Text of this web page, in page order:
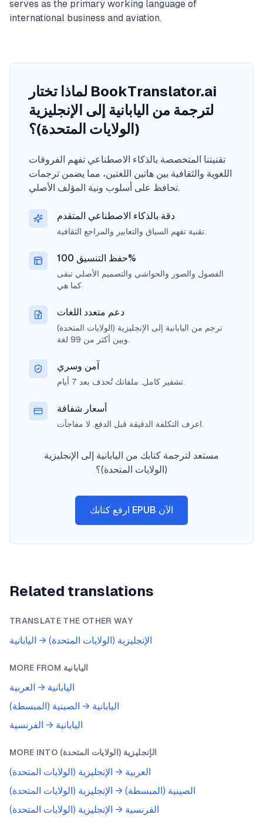
serves as the primary working language of
international business and aviation.
لماذا تختار BookTranslator.ai
لترجمة من اليابانية إلى الإنجليزية
(الولايات المتحدة)؟
تقنيتنا المتخصصة بالذكاء الاصطناعي تفهم الفروقات
اللغوية والثقافية بين هاتين اللغتين، مما يضمن ترجمات
تحافظ على أسلوب ونية المؤلف الأصلي.
دقة بالذكاء الاصطناعي المتقدم
تقنية تفهم السياق والتعابير والمراجع الثقافية.
حفظ التنسيق 100%
الفصول والصور والحواشي والتصميم الأصلي تبقى
كما هي.
دعم متعدد اللغات
ترجم من اليابانية إلى الإنجليزية (الولايات المتحدة)
وبين أكثر من 99 لغة.
آمن وسري
تشفير كامل. ملفاتك تُحذف بعد 7 أيام.
أسعار شفافة
اعرف التكلفة الدقيقة قبل الدفع. لا مفاجآت.
مستعد لترجمة كتابك من اليابانية إلى الإنجليزية
(الولايات المتحدة)؟
ارفع كتابك EPUB الآن
Related translations
TRANSLATE THE OTHER WAY
الإنجليزية (الولايات المتحدة) → اليابانية
MORE FROM اليابانية
اليابانية → العربية
اليابانية → الصينية (المبسطة)
اليابانية → الفرنسية
MORE INTO الإنجليزية (الولايات المتحدة)
العربية → الإنجليزية (الولايات المتحدة)
الصينية (المبسطة) → الإنجليزية (الولايات المتحدة)
الفرنسية → الإنجليزية (الولايات المتحدة)